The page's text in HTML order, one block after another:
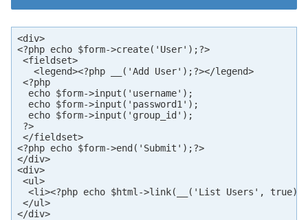
<div>
<?php echo $form->create('User');?>
<fieldset>
<legend><?php __('Add User');?></legend>
<?php
echo $form->input('username');
echo $form->input('password1');
echo $form->input('group_id');
?>
</fieldset>
<?php echo $form->end('Submit');?>
</div>
<div>
<ul>
<li><?php echo $html->link(__('List Users',
</ul>
</div>